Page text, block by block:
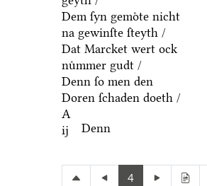
Dem ſyn gemoͤte nicht
na gewinſte ſteyth /
Dat Marcket wert ock
nuͤmmer gudt /
Denn ſo men den
Doren ſchaden doeth /
A
ij
Denn
4